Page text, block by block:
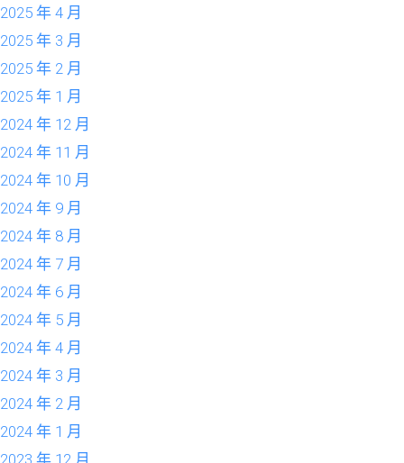
2025 年 4 月
2025 年 3 月
2025 年 2 月
2025 年 1 月
2024 年 12 月
2024 年 11 月
2024 年 10 月
2024 年 9 月
2024 年 8 月
2024 年 7 月
2024 年 6 月
2024 年 5 月
2024 年 4 月
2024 年 3 月
2024 年 2 月
2024 年 1 月
2023 年 12 月